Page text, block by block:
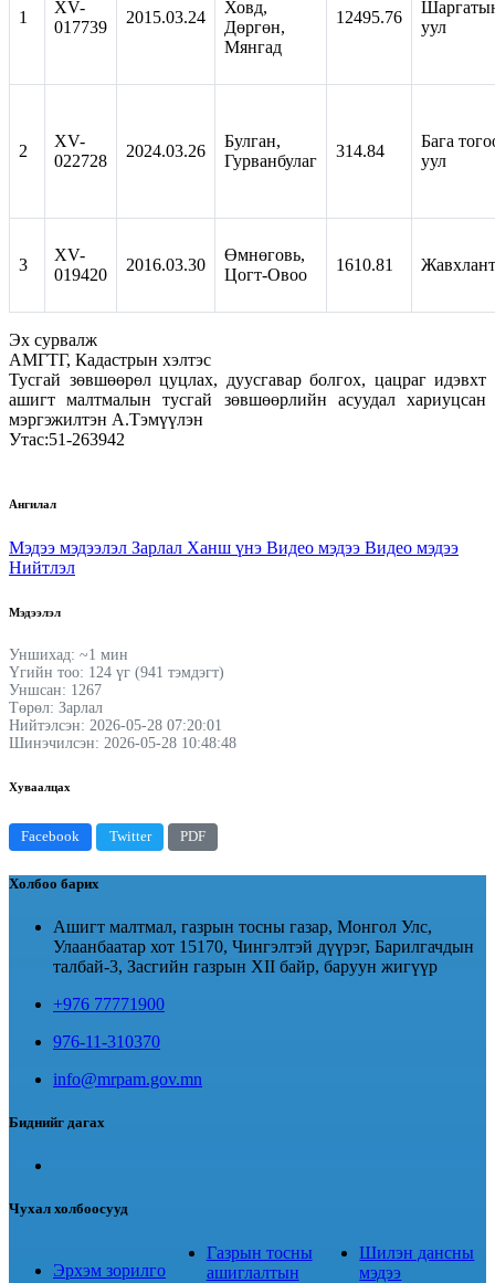
1
XV-
017739
2015.03.24
Ховд,
Дөргөн,
Мянгад
12495.76
уул
2
XV-
022728
2024.03.26
Булган,
Гурванбулаг
314.84
Бага
уул
3
XV-
019420
2016.03.30
Өмнөговь,
Цогт-Овоо
1610.81 Жавхлант
Эх сурвалж
АМГТГ, Кадастрын хэлтэс
Тусгай зөвшөөрөл цуцлах, дуусгавар болгох, цацраг идэвхт
ашигт малтмалын тусгай зөвшөөрлийн асуудал хариуцсан
мэргэжилтэн А.Тэмүүлэн
Утас:51-263942
Ангилал
Мэдээ мэдээлэл Зарлал Ханш үнэ Видео мэдээ Видео мэдээ
Нийтлэл
Мэдээлэл
Уншихад: ~1 мин
Үгийн тоо: 124 үг (941 тэмдэгт)
Уншсан: 1267
Төрөл: Зарлал
Нийтэлсэн: 2026-05-28 07:20:01
Шинэчилсэн: 2026-05-28 10:48:48
Хуваалцах
Facebook Twitter PDF
Холбоо барих
Ашигт малтмал, газрын тосны газар, Монгол Улс,
Улаанбаатар хот 15170, Чингэлтэй дүүрэг, Барилгачдын
талбай-3, Засгийн газрын XII байр, баруун жигүүр
+976 77771900
976-11-310370
info@mrpam.gov.mn
Биднийг дагах
Чухал холбоосууд
Эрхэм зорилго
Газрын тосны
ашиглалтын
Шилэн дансны
мэдээ